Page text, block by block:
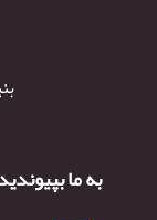
به ما